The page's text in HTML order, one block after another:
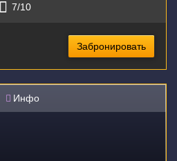
7/10
Забронировать
Инфо